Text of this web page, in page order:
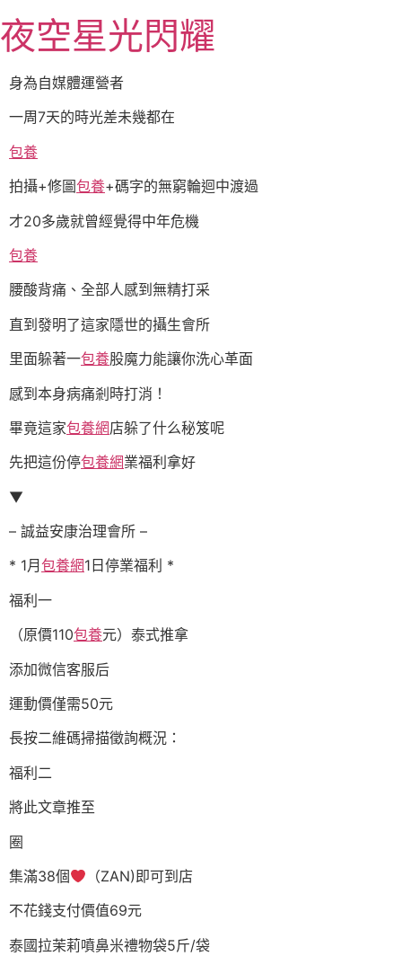
至
主
要
容
夜空星光閃耀
身為自媒體運營者
一周7天的時光差未幾都在
包養
拍攝+修圖包養+碼字的無窮輪迴中渡過
才20多歲就曾經覺得中年危機
包養
腰酸背痛、全部人感到無精打采
直到發明了這家隱世的攝生會所
里面躲著一包養股魔力能讓你洗心革面
感到本身病痛剎時打消！
畢竟這家包養網店躲了什么秘笈呢
先把這份停包養網業福利拿好
▼
– 誠益安康治理會所 –
* 1月 包養網1日停業福利 *
福利一
（原價110包養元）泰式推拿
添加微信客服后
運動價僅需50元
長按二維碼掃描徵詢概況：
福利二
將此文章推至
圈
集滿38個
（ZAN)即可到店
不花錢支付價值69元
泰國拉茉莉噴鼻米禮物袋5斤/袋